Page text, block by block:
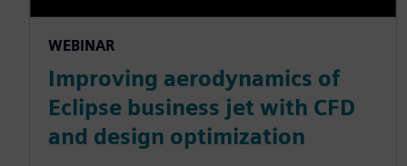
WEBINAR
Improving aerodynamics of
Eclipse business jet with CFD
and design optimization